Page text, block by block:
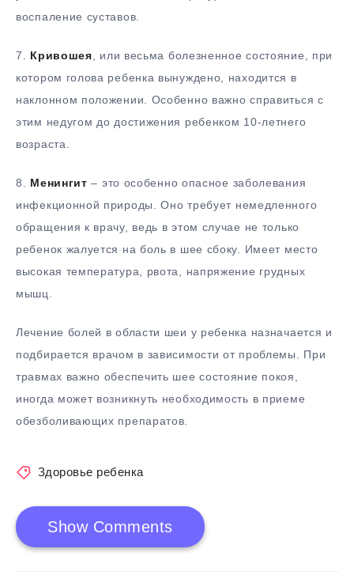
воспаление суставов.
7. Кривошея , или весьма болезненное состояние, при
котором голова ребенка вынуждено, находится в
наклонном положении. Особенно важно справиться с
этим недугом до достижения ребенком 10-летнего
возраста.
8. Менингит – это особенно опасное заболевания
инфекционной природы. Оно требует немедленного
обращения к врачу, ведь в этом случае не только
ребенок жалуется на боль в шее сбоку. Имеет место
высокая температура, рвота, напряжение грудных
мышц.
Лечение болей в области шеи у ребенка назначается и
подбирается врачом в зависимости от проблемы. При
травмах важно обеспечить шее состояние покоя,
иногда может возникнуть необходимость в приеме
обезболивающих препаратов.
Здоровье ребенка
Show Comments